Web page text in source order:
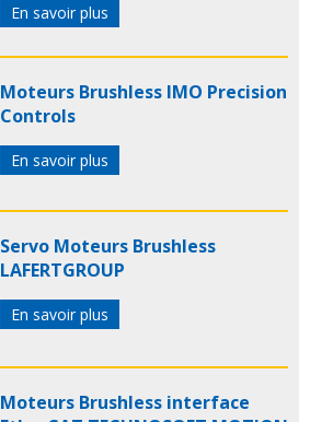
En savoir plus
Moteurs Brushless IMO Precision
Controls
En savoir plus
Servo Moteurs Brushless
LAFERTGROUP
En savoir plus
Moteurs Brushless interface